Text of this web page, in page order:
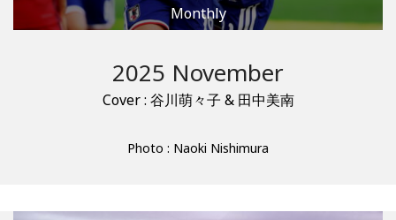
Monthly
2025 November
Cover : 谷川萌々子 & 田中美南
Photo : Naoki Nishimura